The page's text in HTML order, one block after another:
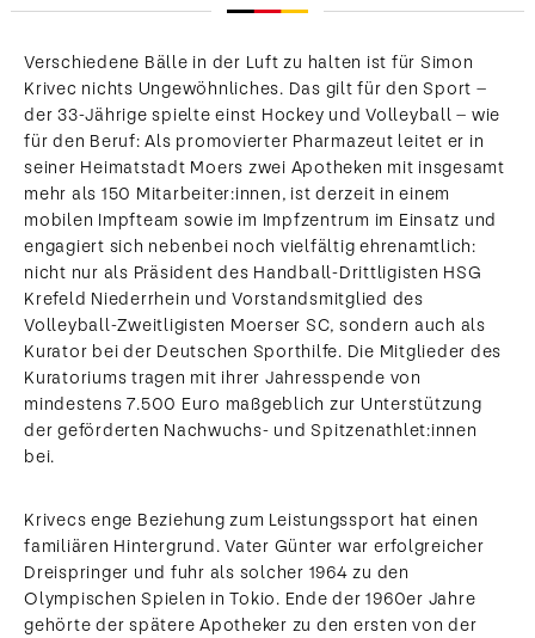
Verschiedene Bälle in der Luft zu halten ist für Simon
Krivec nichts Ungewöhnliches. Das gilt für den Sport –
der 33-Jährige spielte einst Hockey und Volleyball – wie
für den Beruf: Als promovierter Pharmazeut leitet er in
seiner Heimatstadt Moers zwei Apotheken mit insgesamt
mehr als 150 Mitarbeiter:innen, ist derzeit in einem
mobilen Impfteam sowie im Impfzentrum im Einsatz und
engagiert sich nebenbei noch vielfältig ehrenamtlich:
nicht nur als Präsident des Handball-Drittligisten HSG
Krefeld Niederrhein und Vorstandsmitglied des
Volleyball-Zweitligisten Moerser SC, sondern auch als
Kurator bei der Deutschen Sporthilfe. Die Mitglieder des
Kuratoriums tragen mit ihrer Jahresspende von
mindestens 7.500 Euro maßgeblich zur Unterstützung
der geförderten Nachwuchs- und Spitzenathlet:innen
bei.
Krivecs enge Beziehung zum Leistungssport hat einen
familiären Hintergrund. Vater Günter war erfolgreicher
Dreispringer und fuhr als solcher 1964 zu den
Olympischen Spielen in Tokio. Ende der 1960er Jahre
gehörte der spätere Apotheker zu den ersten von der